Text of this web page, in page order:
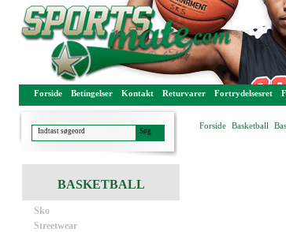
Forside Betingelser Kontakt Returvarer Fortrydelsesret
BASKETBALL
Sko
Streetwear
Forside Basketball